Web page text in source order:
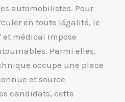
automobilistes. Pour
en toute légalité, le
médical impose
Parmi elles,
occupe une place
et source
candidats, cette